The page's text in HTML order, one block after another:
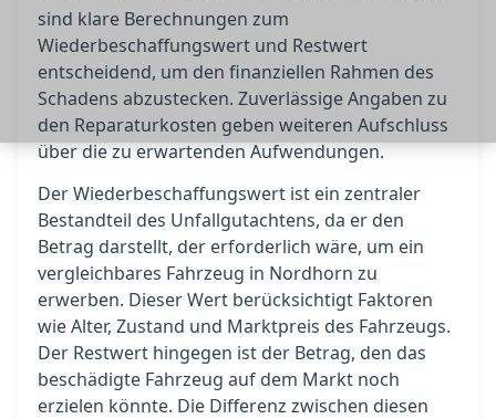
sind klare Berechnungen zum
Wiederbeschaffungswert und Restwert
entscheidend, um den finanziellen Rahmen des
Schadens abzustecken. Zuverlässige Angaben zu
den Reparaturkosten geben weiteren Aufschluss
über die zu erwartenden Aufwendungen.
Der Wiederbeschaffungswert ist ein zentraler
Bestandteil des Unfallgutachtens, da er den
Betrag darstellt, der erforderlich wäre, um ein
vergleichbares Fahrzeug in Nordhorn zu
erwerben. Dieser Wert berücksichtigt Faktoren
wie Alter, Zustand und Marktpreis des Fahrzeugs.
Der Restwert hingegen ist der Betrag, den das
beschädigte Fahrzeug auf dem Markt noch
erzielen könnte. Die Differenz zwischen diesen